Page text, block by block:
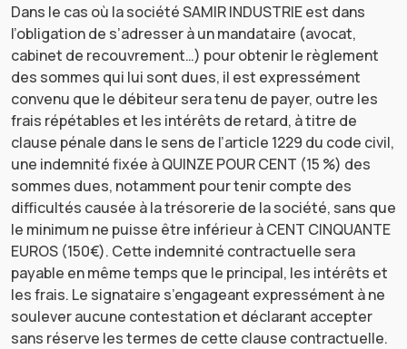
Dans le cas où la société SAMIR INDUSTRIE est dans
l’obligation de s’adresser à un mandataire (avocat,
cabinet de recouvrement…) pour obtenir le règlement
des sommes qui lui sont dues, il est expressément
convenu que le débiteur sera tenu de payer, outre les
frais répétables et les intérêts de retard, à titre de
clause pénale dans le sens de l’article 1229 du code civil,
une indemnité fixée à QUINZE POUR CENT (15 %) des
sommes dues, notamment pour tenir compte des
difficultés causée à la trésorerie de la société, sans que
le minimum ne puisse être inférieur à CENT CINQUANTE
EUROS (150€). Cette indemnité contractuelle sera
payable en même temps que le principal, les intérêts et
les frais. Le signataire s’engageant expressément à ne
soulever aucune contestation et déclarant accepter
sans réserve les termes de cette clause contractuelle.